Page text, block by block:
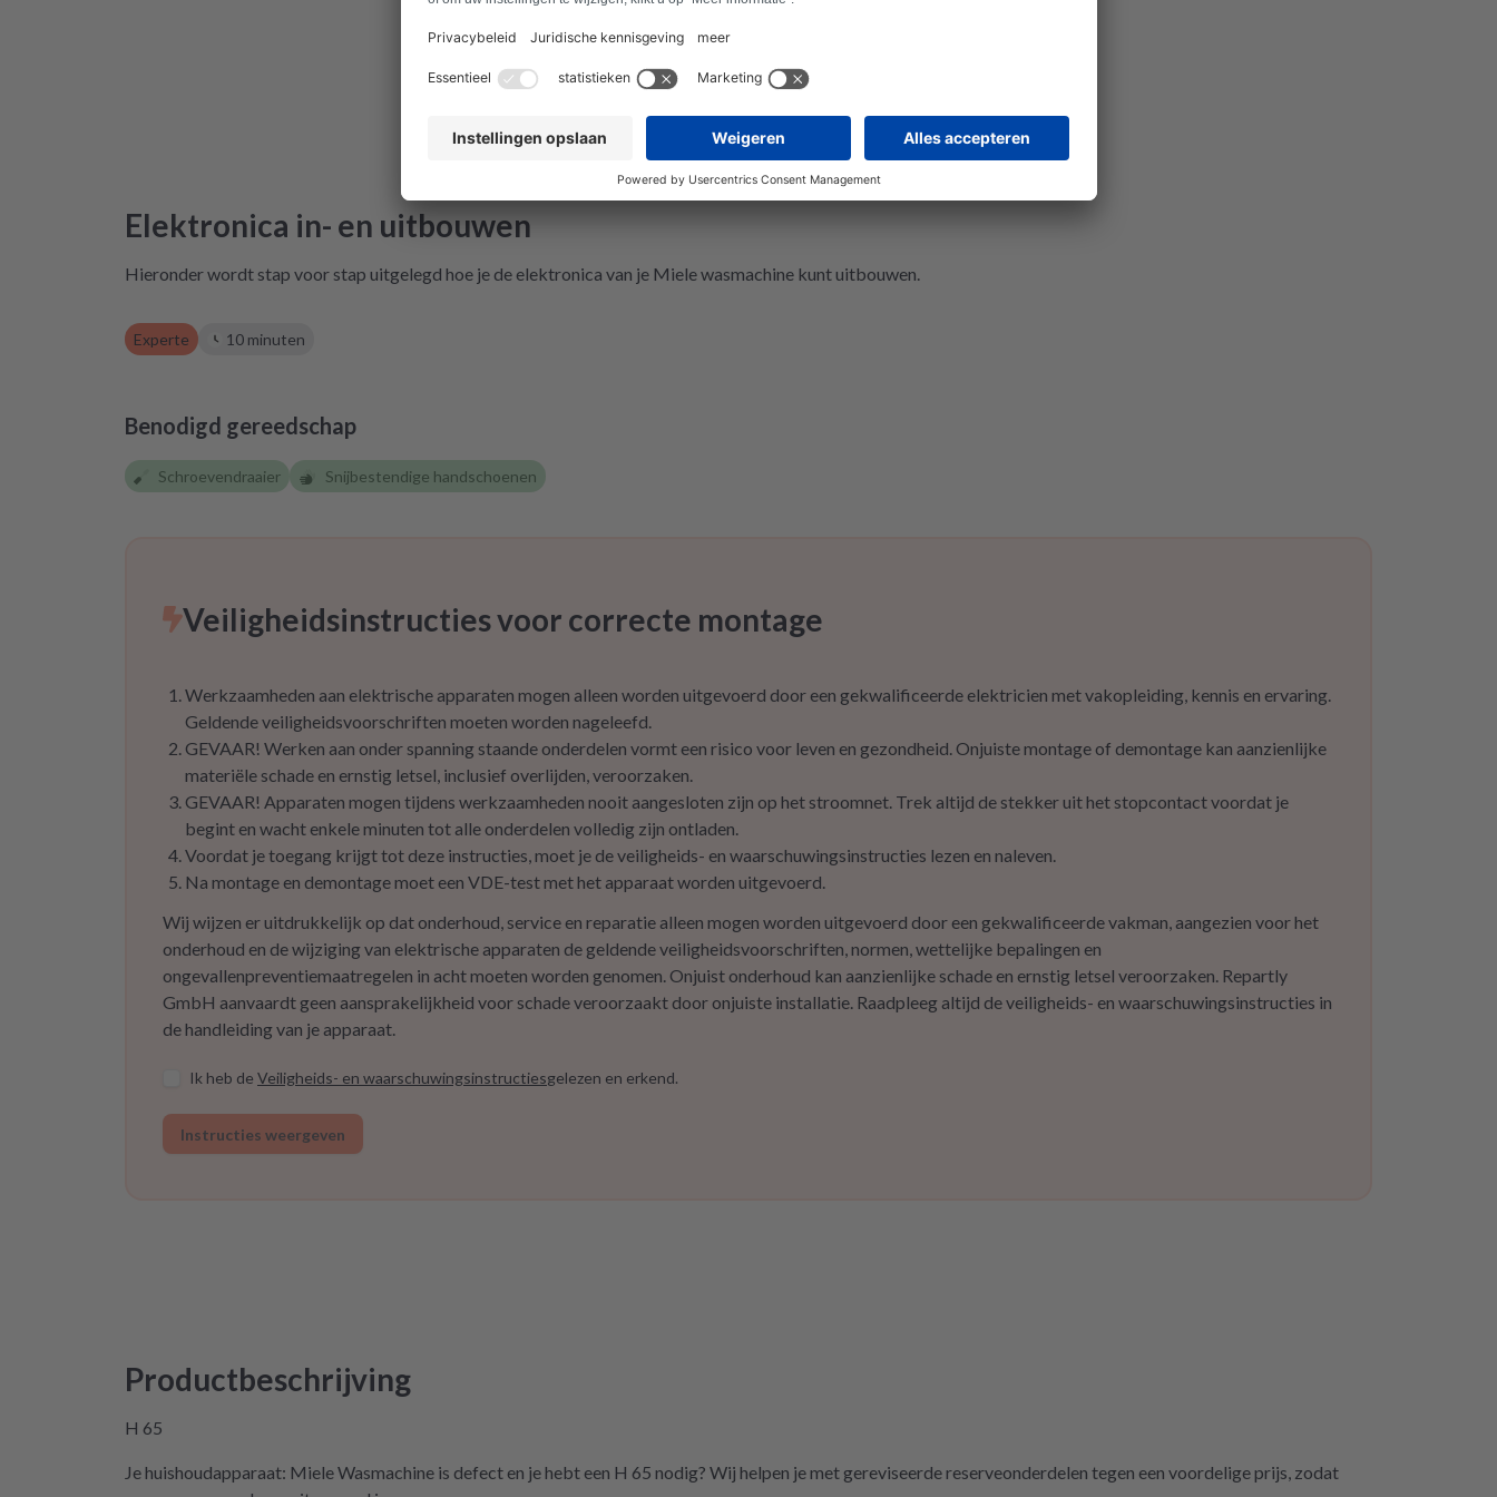
hatte ich die Wahl, eine refurbished Platine für
139€ zu kaufen oder meine kaputte Platine
Ausbau war kein Hexenwerk. Ein paar Fotos für den
Wiedereinbau gemacht. Eine halbe Stunde,
nachdem mein Paket angekommen war, bekam ich
eine Rechnung der Reparatur und das Teil war
wieder auf dem Rückweg zu mir!!! Unglaublich.
dem Wochenende zuzustellen. Aber egal.
repartly zurückgreifen müssen. Aber gut zu wissen,
dass es diese Möglichkeit gibt! Werden wir
Elektronica in- en uitbouwen
Hieronder wordt stap voor stap uitgelegd hoe je de elektronica van je Miele wasmachine kunt uitbouwen.
Experte 10 minuten
Benodigd gereedschap
Schroevendraaier Snijbestendige handschoenen
Veiligheidsinstructies voor correcte montage
Werkzaamheden aan elektrische apparaten mogen alleen worden uitgevoerd door een gekwalificeerde elektricien met vakopleiding, kennis en ervaring.
Geldende veiligheidsvoorschriften moeten worden nageleefd.
GEVAAR! Werken aan onder spanning staande onderdelen vormt een risico voor leven en gezondheid. Onjuiste montage of demontage kan aanzienlijke
materiële schade en ernstig letsel, inclusief overlijden, veroorzaken.
GEVAAR! Apparaten mogen tijdens werkzaamheden nooit aangesloten zijn op het stroomnet. Trek altijd de stekker uit het stopcontact voordat je
begint en wacht enkele minuten tot alle onderdelen volledig zijn ontladen.
Voordat je toegang krijgt tot deze instructies, moet je de veiligheids- en waarschuwingsinstructies lezen en naleven.
Na montage en demontage moet een VDE-test met het apparaat worden uitgevoerd.
Wij wijzen er uitdrukkelijk op dat onderhoud, service en reparatie alleen mogen worden uitgevoerd door een gekwalificeerde vakman, aangezien voor het
onderhoud en de wijziging van elektrische apparaten de geldende veiligheidsvoorschriften, normen, wettelijke bepalingen en
ongevallenpreventiemaatregelen in acht moeten worden genomen. Onjuist onderhoud kan aanzienlijke schade en ernstig letsel veroorzaken. Repartly
GmbH aanvaardt geen aansprakelijkheid voor schade veroorzaakt door onjuiste installatie. Raadpleeg altijd de veiligheids- en waarschuwingsinstructies in
de handleiding van je apparaat.
Ik heb de Veiligheids- en waarschuwingsinstructiesgelezen en erkend.
Instructies weergeven
Productbeschrijving
H 65
Je huishoudapparaat: Miele Wasmachine is defect en je hebt een H 65 nodig? Wij helpen je met gereviseerde reserveonderdelen tegen een voordelige prijs, zodat